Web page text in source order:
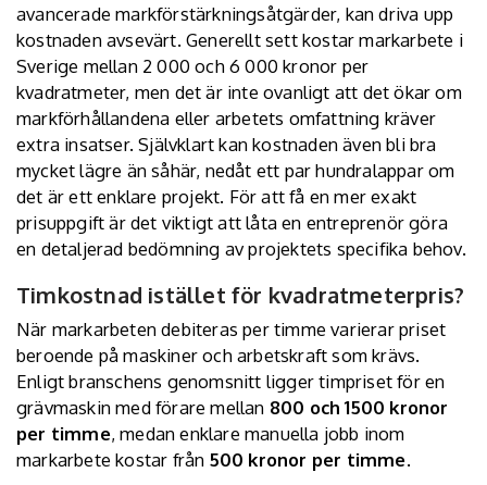
avancerade markförstärkningsåtgärder, kan driva upp
kostnaden avsevärt. Generellt sett kostar markarbete i
Sverige mellan 2 000 och 6 000 kronor per
kvadratmeter, men det är inte ovanligt att det ökar om
markförhållandena eller arbetets omfattning kräver
extra insatser. Självklart kan kostnaden även bli bra
mycket lägre än såhär, nedåt ett par hundralappar om
det är ett enklare projekt. För att få en mer exakt
prisuppgift är det viktigt att låta en entreprenör göra
en detaljerad bedömning av projektets specifika behov.
Timkostnad istället för kvadratmeterpris?
När markarbeten debiteras per timme varierar priset
beroende på maskiner och arbetskraft som krävs.
Enligt branschens genomsnitt ligger timpriset för en
grävmaskin med förare mellan 800 och 1500 kronor
per timme, medan enklare manuella jobb inom
markarbete kostar från 500 kronor per timme.